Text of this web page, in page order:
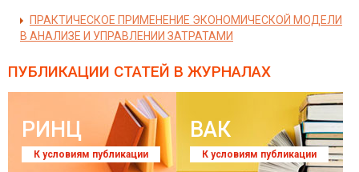
ПРАКТИЧЕСКОЕ ПРИМЕНЕНИЕ ЭКОНОМИЧЕСКОЙ МОДЕЛИ
В АНАЛИЗЕ И УПРАВЛЕНИИ ЗАТРАТАМИ
ПУБЛИКАЦИИ СТАТЕЙ В ЖУРНАЛАХ
РИНЦ
К условиям публикации
ВАК
К условиям публикации